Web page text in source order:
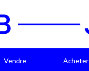
Vendre Acheter